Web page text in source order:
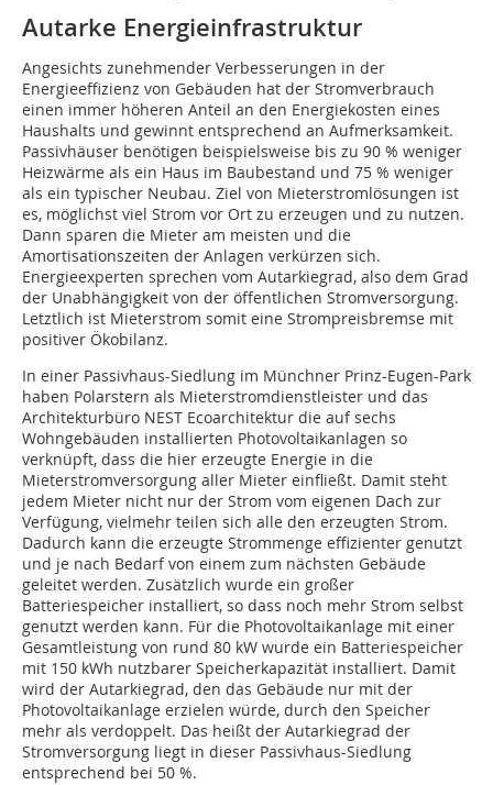
Autarke Energieinfrastruktur
Angesichts zunehmender Verbesserungen in der
Energieeffizienz von Gebäuden hat der Stromverbrauch
einen immer höheren Anteil an den Energiekosten eines
Haushalts und gewinnt entsprechend an Aufmerksamkeit.
Passivhäuser benötigen beispielsweise bis zu 90 % weniger
Heizwärme als ein Haus im Baubestand und 75 % weniger
als ein typischer Neubau. Ziel von Mieterstromlösungen ist
es, möglichst viel Strom vor Ort zu erzeugen und zu nutzen.
Dann sparen die Mieter am meisten und die
Amortisationszeiten der Anlagen verkürzen sich.
Energieexperten sprechen vom Autarkiegrad, also dem Grad
der Unabhängigkeit von der öffentlichen Stromversorgung.
Letztlich ist Mieterstrom somit eine Strompreisbremse mit
positiver Ökobilanz.
In einer Passivhaus-Siedlung im Münchner Prinz-Eugen-Park
haben Polarstern als Mieterstromdienstleister und das
Architekturbüro NEST Ecoarchitektur die auf sechs
Wohngebäuden installierten Photovoltaikanlagen so
verknüpft, dass die hier erzeugte Energie in die
Mieterstromversorgung aller Mieter einfließt. Damit steht
jedem Mieter nicht nur der Strom vom eigenen Dach zur
Verfügung, vielmehr teilen sich alle den erzeugten Strom.
Dadurch kann die erzeugte Strommenge effizienter genutzt
und je nach Bedarf von einem zum nächsten Gebäude
geleitet werden. Zusätzlich wurde ein großer
Batteriespeicher installiert, so dass noch mehr Strom selbst
genutzt werden kann. Für die Photovoltaikanlage mit einer
Gesamtleistung von rund 80 kW wurde ein Batteriespeicher
mit 150 kWh nutzbarer Speicherkapazität installiert. Damit
wird der Autarkiegrad, den das Gebäude nur mit der
Photovoltaikanlage erzielen würde, durch den Speicher
mehr als verdoppelt. Das heißt der Autarkiegrad der
Stromversorgung liegt in dieser Passivhaus-Siedlung
entsprechend bei 50 %.